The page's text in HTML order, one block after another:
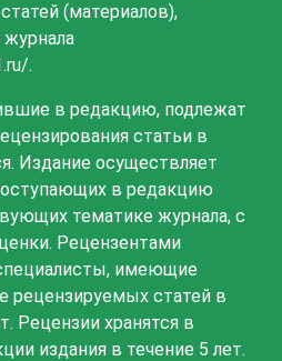
(материалов),
.
в редакцию, подлежат
статьи в
Издание осуществляет
в редакцию
тематике журнала, с
Рецензентами
имеющие
рецензируемых статей в
Рецензии хранятся в
издания в течение 5 лет.